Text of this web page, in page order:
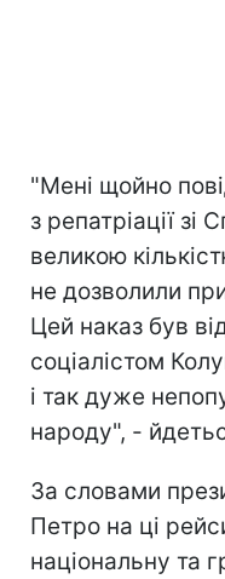
"Мені щойно
з репатріації зі
великою
не дозволили
Цей наказ був
соціалістом
і так дуже
народу", -
За словами
Петро на ці
національну та